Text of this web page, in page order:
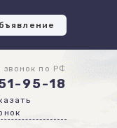
звонок по РФ
95-18